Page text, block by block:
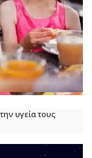
υγεία τους